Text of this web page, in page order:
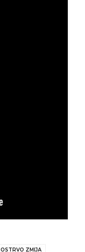
OSTRVO ZMIJA